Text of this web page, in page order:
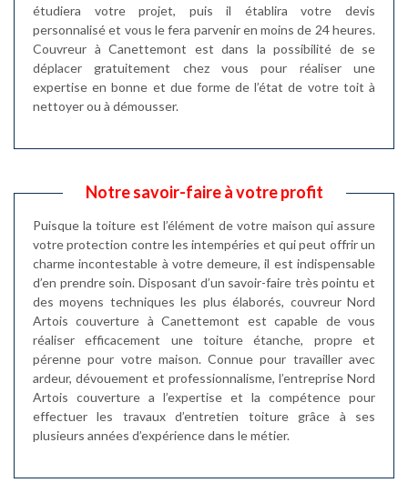
étudiera votre projet, puis il établira votre devis
personnalisé et vous le fera parvenir en moins de 24 heures.
Couvreur à Canettemont est dans la possibilité de se
déplacer gratuitement chez vous pour réaliser une
expertise en bonne et due forme de l’état de votre toit à
nettoyer ou à démousser.
Notre savoir-faire à votre profit
Puisque la toiture est l’élément de votre maison qui assure
votre protection contre les intempéries et qui peut offrir un
charme incontestable à votre demeure, il est indispensable
d’en prendre soin. Disposant d’un savoir-faire très pointu et
des moyens techniques les plus élaborés, couvreur Nord
Artois couverture à Canettemont est capable de vous
réaliser efficacement une toiture étanche, propre et
pérenne pour votre maison. Connue pour travailler avec
ardeur, dévouement et professionnalisme, l’entreprise Nord
Artois couverture a l’expertise et la compétence pour
effectuer les travaux d’entretien toiture grâce à ses
plusieurs années d’expérience dans le métier.